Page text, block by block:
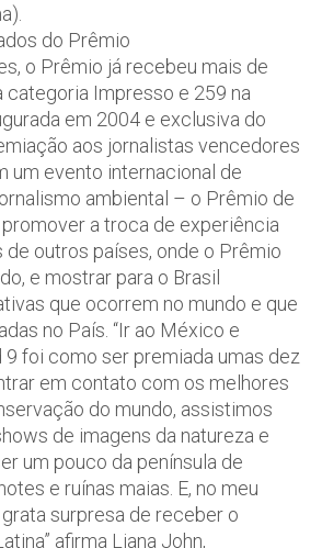
do Prêmio
o Prêmio já recebeu mais de
categoria Impresso e 259 na
em 2004 e exclusiva do
aos jornalistas vencedores
um evento internacional de
ambiental – o Prêmio de
a troca de experiência
outros países, onde o Prêmio
e mostrar para o Brasil
que ocorrem no mundo e que
no País. “Ir ao México e
foi como ser premiada umas dez
em contato com os melhores
do mundo, assistimos
de imagens da natureza e
um pouco da península de
e ruínas maias. E, no meu
surpresa de receber o
afirma Liana John,